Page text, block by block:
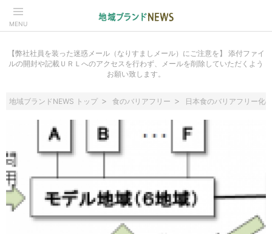
MENU
【弊社社員を装った迷惑メール（なりすましメール）にご注意を】 添付ファイ
ルの開封や記載ＵＲＬへのアクセスを行わず、メールを削除していただくよう
お願い致します。
地域ブランドNEWS トップ 食のバリアフリー 日本食のバリアフリー化